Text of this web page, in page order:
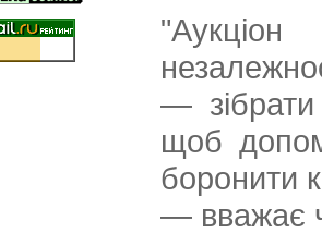
—
щоб
боронити
— вважає